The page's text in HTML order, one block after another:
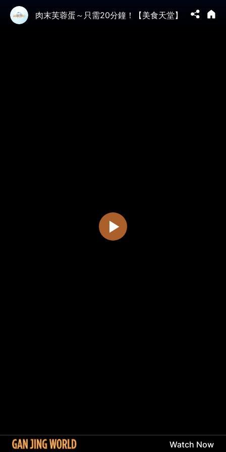
肉末芙蓉蛋～只需20分鐘！【美食天堂】
Watch Now